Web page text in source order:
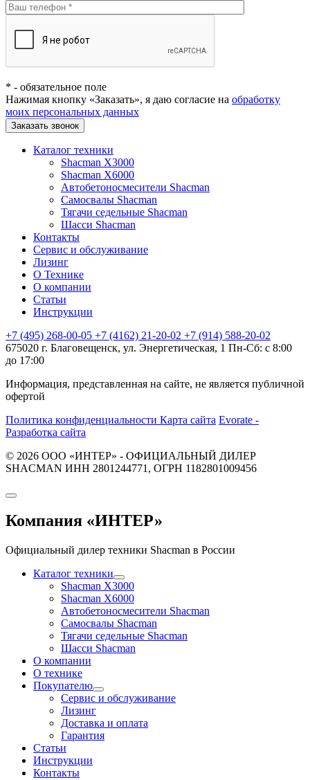
* - обязательное поле
Нажимая кнопку «Заказать», я даю согласие на обработку
моих персональных данных
Заказать звонок
Каталог техники
Shacman X3000
Shacman X6000
Автобетоносмесители Shacman
Самосвалы Shacman
Тягачи седельные Shacman
Шасси Shacman
Контакты
Сервис и обслуживание
Лизинг
О Технике
О компании
Статьи
Инструкции
+7 (495) 268-00-05 +7 (4162) 21-20-02 +7 (914) 588-20-02
675020 г. Благовещенск, ул. Энергетическая, 1 Пн-Сб: с 8:00
до 17:00
Информация, представленная на сайте, не является публичной
офертой
Политика конфиденциальности Карта сайта Evorate -
Разработка сайта
© 2026 ООО «ИНТЕР» - ОФИЦИАЛЬНЫЙ ДИЛЕР
SHACMAN ИНН 2801244771, ОГРН 1182801009456
Компания «ИНТЕР»
Официальный дилер техники Shacman в России
Каталог техники
Shacman X3000
Shacman X6000
Автобетоносмесители Shacman
Самосвалы Shacman
Тягачи седельные Shacman
Шасси Shacman
О компании
О технике
Покупателю
Сервис и обслуживание
Лизинг
Доставка и оплата
Гарантия
Статьи
Инструкции
Контакты